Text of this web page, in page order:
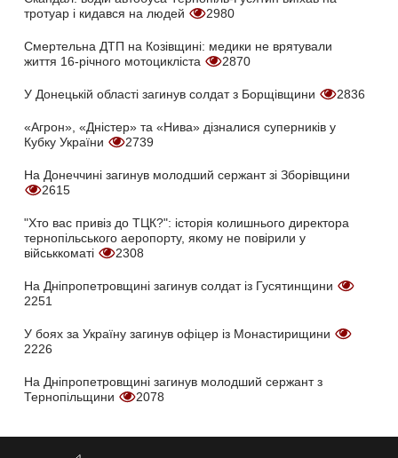
тротуар і кидався на людей
2980
Смертельна ДТП на Козівщині: медики не врятували
життя 16-річного мотоцикліста
2870
У Донецькій області загинув солдат з Борщівщини 2836
«Агрон», «Дністер» та «Нива» дізналися суперників у
Кубку України
2739
На Донеччині загинув молодший сержант зі Зборівщини
2615
"Хто вас привіз до ТЦК?": історія колишнього директора
тернопільського аеропорту, якому не повірили у
військкоматі
2308
На Дніпропетровщині загинув солдат із Гусятинщини
2251
У боях за Україну загинув офіцер із Монастирищини
2226
На Дніпропетровщині загинув молодший сержант з
Тернопільщини
2078